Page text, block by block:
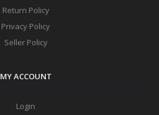
Return Policy
Privacy Policy
Seller Policy
MY ACCOUNT
Login